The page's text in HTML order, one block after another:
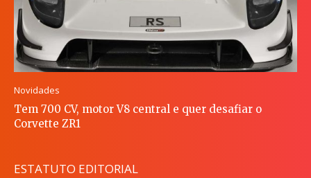
Novidades
Tem 700 CV, motor V8 central e quer desafiar o
Corvette ZR1
ESTATUTO EDITORIAL